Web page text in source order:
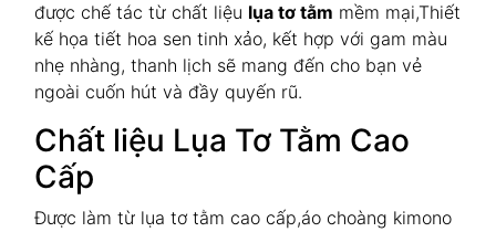
được chế tác từ chất liệu lụa tơ tằm mềm mại,Thiết
kế họa tiết hoa sen tinh xảo, kết hợp với gam màu
nhẹ nhàng, thanh lịch sẽ mang đến cho bạn vẻ
ngoài cuốn hút và đầy quyến rũ.
Chất liệu Lụa Tơ Tằm Cao
Cấp
Được làm từ lụa tơ tằm cao cấp,áo choàng kimono